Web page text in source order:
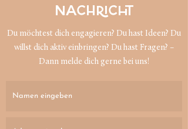
NACHRICHT
Du möchtest dich engagieren? Du hast Ideen? Du
willst dich aktiv einbringen? Du hast Fragen? –
Dann melde dich gerne bei uns!